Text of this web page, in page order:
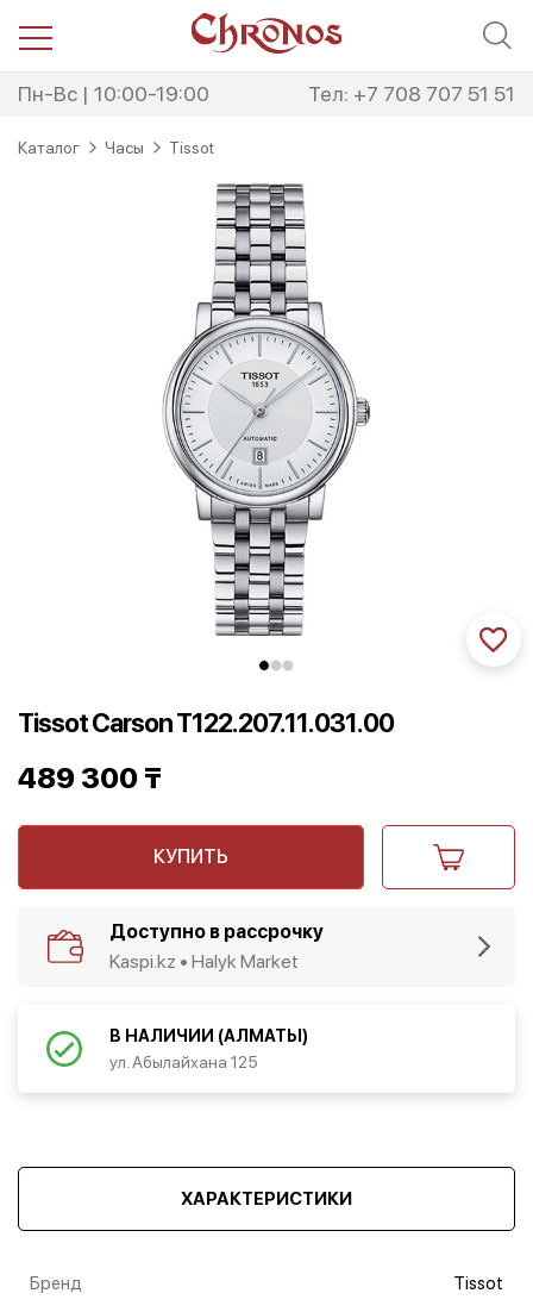
Пн-Вс | 10:00-19:00 Тел: +7 708 707 51 51
Каталог Часы Tissot
Tissot Carson T122.207.11.031.00
489 300 ₸
КУПИТЬ
Доступно в рассрочку
Kaspi.kz • Halyk Market
В НАЛИЧИИ (АЛМАТЫ)
ул. Абылайхана 125
ХАРАКТЕРИСТИКИ
Бренд Tissot